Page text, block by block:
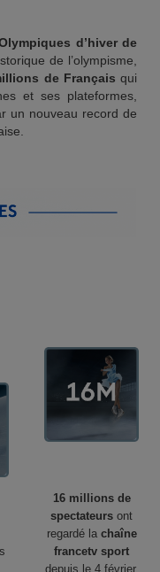
d’hiver de
de l’olympisme,
de Français qui
et ses plateformes,
un nouveau record de
16 millions de
spectateurs ont
regardé la chaîne
francetv sport
depuis le 4 février,